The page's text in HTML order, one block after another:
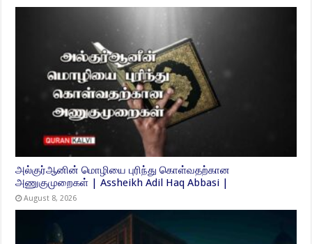
அல்குர்ஆனின் மொழியை புரிந்து கொள்வதற்கான
அணுகுமுறைகள் | Assheikh Adil Haq Abbasi |
August 8, 2026